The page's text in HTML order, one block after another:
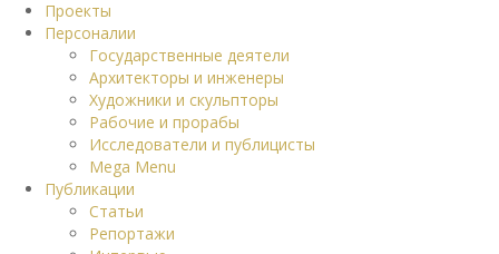
Проекты
Персоналии
Государственные деятели
Архитекторы и инженеры
Художники и скульпторы
Рабочие и прорабы
Исследователи и публицисты
Mega Menu
Публикации
Статьи
Репортажи